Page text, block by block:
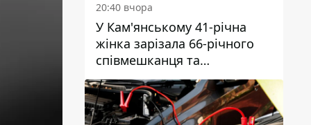
20:40 вчора
У Кам'янському 41-річна
жінка зарізала 66-річного
співмешканця та
намагалась обманути
поліцейських